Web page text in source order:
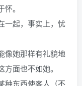
。
一起，事实上，忧
她那样有礼貌地
面也不如她。
种东西使客人（不